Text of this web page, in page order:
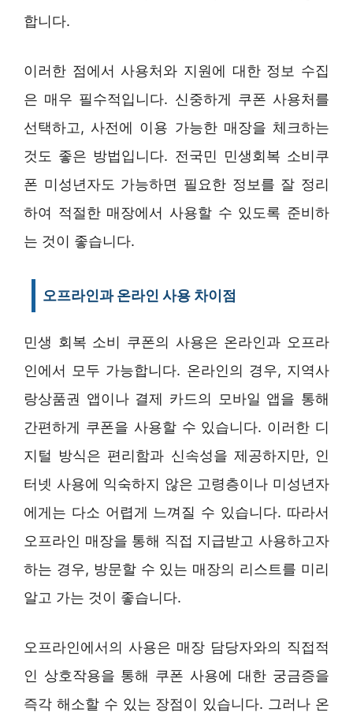
합니다.
이러한 점에서 사용처와 지원에 대한 정보 수집
은 매우 필수적입니다. 신중하게 쿠폰 사용처를
선택하고, 사전에 이용 가능한 매장을 체크하는
것도 좋은 방법입니다. 전국민 민생회복 소비쿠
폰 미성년자도 가능하면 필요한 정보를 잘 정리
하여 적절한 매장에서 사용할 수 있도록 준비하
는 것이 좋습니다.
오프라인과 온라인 사용 차이점
민생 회복 소비 쿠폰의 사용은 온라인과 오프라
인에서 모두 가능합니다. 온라인의 경우, 지역사
랑상품권 앱이나 결제 카드의 모바일 앱을 통해
간편하게 쿠폰을 사용할 수 있습니다. 이러한 디
지털 방식은 편리함과 신속성을 제공하지만, 인
터넷 사용에 익숙하지 않은 고령층이나 미성년자
에게는 다소 어렵게 느껴질 수 있습니다. 따라서
오프라인 매장을 통해 직접 지급받고 사용하고자
하는 경우, 방문할 수 있는 매장의 리스트를 미리
알고 가는 것이 좋습니다.
오프라인에서의 사용은 매장 담당자와의 직접적
인 상호작용을 통해 쿠폰 사용에 대한 궁금증을
즉각 해소할 수 있는 장점이 있습니다. 그러나 온